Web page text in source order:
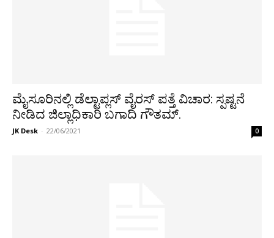
ಮೈಸೂರಿನಲ್ಲಿ ಡೆಲ್ಟಾಪ್ಲಸ್ ವೈರಸ್ ಪತ್ತೆ ವಿಚಾರ: ಸ್ಪಷ್ಟನೆ
ನೀಡಿದ ಜಿಲ್ಲಾಧಿಕಾರಿ ಬಗಾದಿ ಗೌತಮ್.
JK Desk - 22/06/2021 0